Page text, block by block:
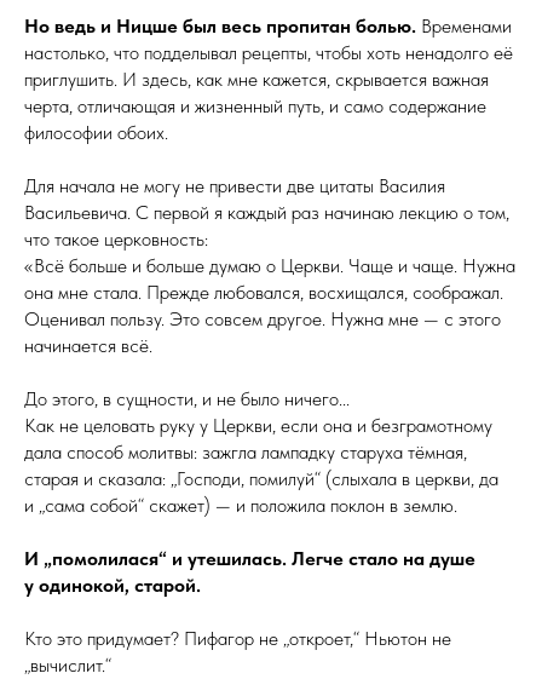
Но ведь и Ницше был весь пропитан болью. Временами
настолько, что подделывал рецепты, чтобы хоть ненадолго её
приглушить. И здесь, как мне кажется, скрывается важная
черта, отличающая и жизненный путь, и само содержание
философии обоих.
Для начала не могу не привести две цитаты Василия
Васильевича. С первой я каждый раз начинаю лекцию о том,
что такое церковность:
«Всё больше и больше думаю о Церкви. Чаще и чаще. Нужна
она мне стала. Прежде любовался, восхищался, соображал.
Оценивал пользу. Это совсем другое. Нужна мне — с этого
начинается всё.
До этого, в сущности, и не было ничего...
Как не целовать руку у Церкви, если она и безграмотному
дала способ молитвы: зажгла лампадку старуха тёмная,
старая и сказала: „Господи, помилуй“ (слыхала в церкви, да
и „сама собой“ скажет) — и положила поклон в землю.
И „помолилася“ и утешилась. Легче стало на душе
у одинокой, старой.
Кто это придумает? Пифагор не „откроет,“ Ньютон не
„вычислит.“